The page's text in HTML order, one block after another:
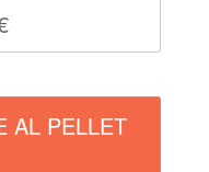
AL PELLET